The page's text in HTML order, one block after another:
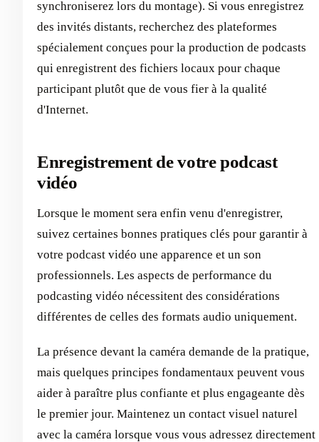
synchroniserez lors du montage). Si vous enregistrez
des invités distants, recherchez des plateformes
spécialement conçues pour la production de podcasts
qui enregistrent des fichiers locaux pour chaque
participant plutôt que de vous fier à la qualité
d'Internet.
Enregistrement de votre podcast
vidéo
Lorsque le moment sera enfin venu d'enregistrer,
suivez certaines bonnes pratiques clés pour garantir à
votre podcast vidéo une apparence et un son
professionnels. Les aspects de performance du
podcasting vidéo nécessitent des considérations
différentes de celles des formats audio uniquement.
La présence devant la caméra demande de la pratique,
mais quelques principes fondamentaux peuvent vous
aider à paraître plus confiante et plus engageante dès
le premier jour. Maintenez un contact visuel naturel
avec la caméra lorsque vous vous adressez directement